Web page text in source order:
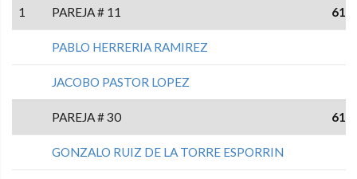
1 PAREJA # 11 61
PABLO HERRERIA RAMIREZ
JACOBO PASTOR LOPEZ
PAREJA # 30 61
GONZALO RUIZ DE LA TORRE ESPORRIN